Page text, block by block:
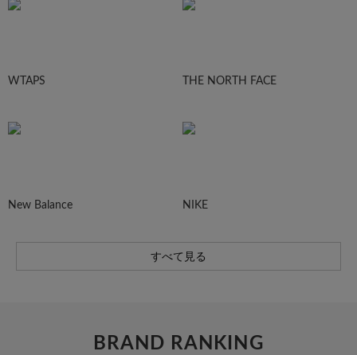
WTAPS THE NORTH FACE
New Balance NIKE
すべて見る
BRAND RANKING